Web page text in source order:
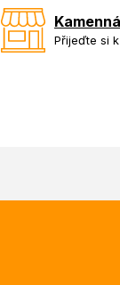
Přijeďte si